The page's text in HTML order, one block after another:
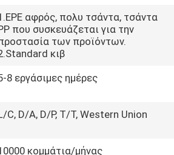
αφρός, πολυ τσάντα, τσάντα
που συσκευάζεται για την
των προϊόντων.
κιβ
8 εργάσιμες ημέρες
C, D/A, D/P, T/T, Western Union
κομμάτια/μήνας